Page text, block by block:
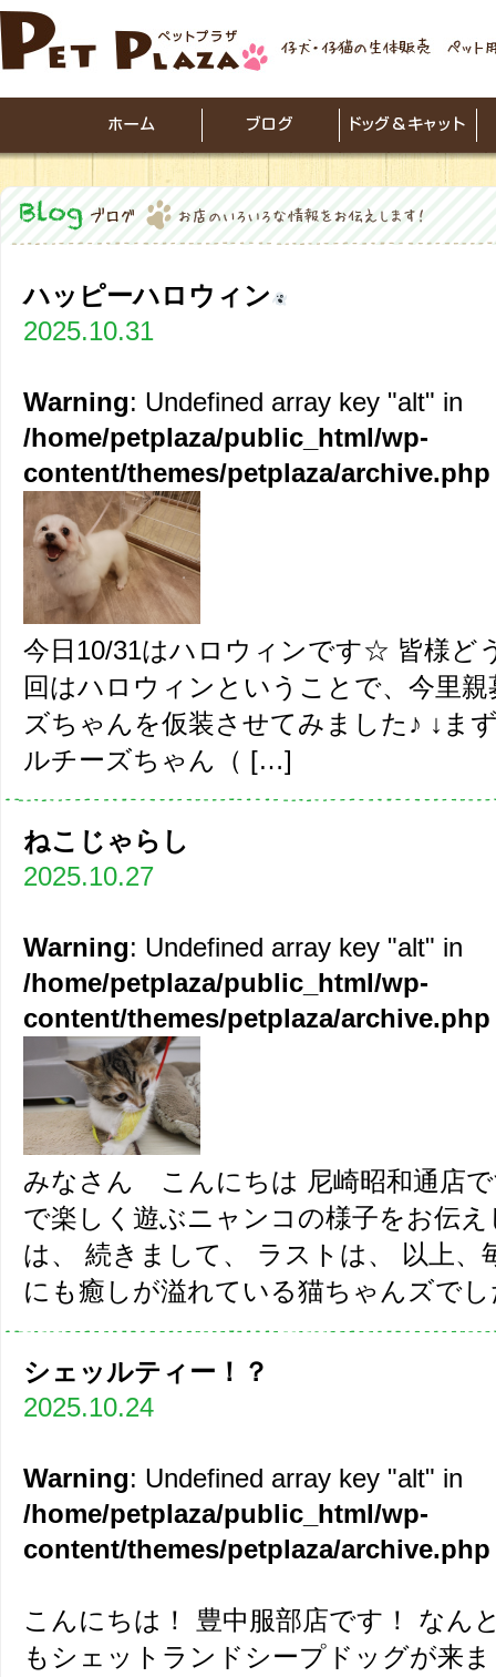
ハッピーハロウィン
2025.10.31
Warning: Undefined array key "alt" in
/home/petplaza/public_html/wp-
content/themes/petplaza/archive.php
今日10/31はハロウィンです☆ 皆様ど
回はハロウィンということで、今里
ズちゃんを仮装させてみました♪ ↓ま
ルチーズちゃん（ […]
ねこじゃらし
2025.10.27
Warning: Undefined array key "alt" in
/home/petplaza/public_html/wp-
content/themes/petplaza/archive.php
みなさん こんにちは 尼崎昭和通店
で楽しく遊ぶニャンコの様子をお伝
は、 続きまして、 ラストは、 以上、
にも癒しが溢れている猫ちゃんズで
シェッルティー！？
2025.10.24
Warning: Undefined array key "alt" in
/home/petplaza/public_html/wp-
content/themes/petplaza/archive.php
こんにちは！ 豊中服部店です！ なん
もシェットランドシープドッグが来